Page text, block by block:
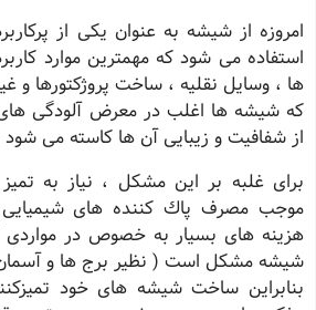
امروزه از شیشه به عنوان یكی از
استفاده می شود كه مهمترین موارد
ها ، وسایل نقلیه ، ساخت پروژكتورها و
كه شیشه ها اغلب در معرض آلودگی های
از شفافیت و زیبایی آن ها كاسته می
برای غلبه بر این مشكل ، نیاز به
موجب مصرف پاك كننده های شیمیایی
هزینه های بسیار به خصوص در
شیشه مشكل است ( نظیر برج ها و
بنابراین ساخت شیشه های خود